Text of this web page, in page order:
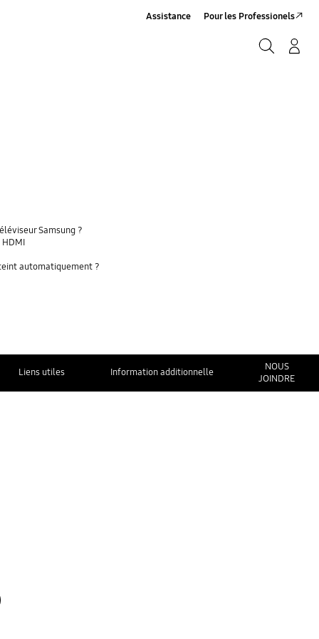
Assistance Pour les Professionels
Samsung ?
automatiquement ?
Liens utiles Information additionnelle
NOUS
JOINDRE